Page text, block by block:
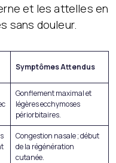
et les attelles en
sans douleur.
Symptômes Attendus
Gonflement maximal et
légères ecchymoses
périorbitaires.
Congestion nasale ; début
de la régénération
cutanée.